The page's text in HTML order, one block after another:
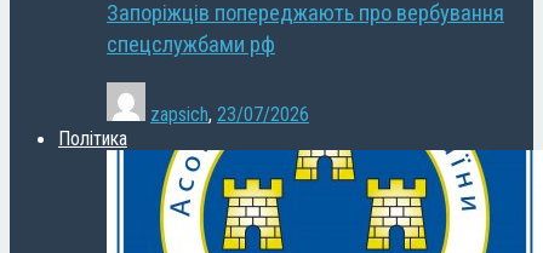
Запоріжців попереджають про вербування
спецслужбами рф
zapsich, 23/07/2026
Політика